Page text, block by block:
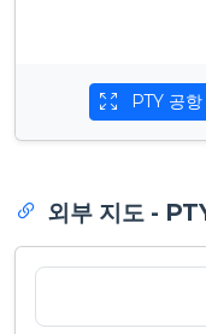
PTY 공
외부 지도 -